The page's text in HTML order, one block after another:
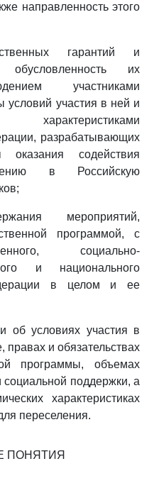
направленность этого
гарантий и
обусловленность их
участниками
условий участия в ней и
характеристиками
разрабатывающих
оказания содействия
в Российскую
мероприятий,
программой, с
социально-
и национального
в целом и ее
об условиях участия в
правах и обязательствах
программы, объемах
социальной поддержки, а
характеристиках
переселения.
ПОНЯТИЯ